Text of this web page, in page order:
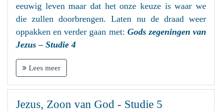
eeuwig leven maar dat het onze keuze is waar we
die zullen doorbrengen. Laten nu de draad weer
oppakken en verder gaan met: Gods zegeningen van
Jezus – Studie 4
Lees meer
Jezus, Zoon van God - Studie 5